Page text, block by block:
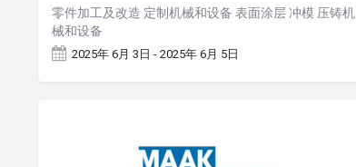
零件加工及改造 定制机械和设备 表面涂层 冲模 压铸机
械和设备
2025年 6月 3日 - 2025年 6月 5日